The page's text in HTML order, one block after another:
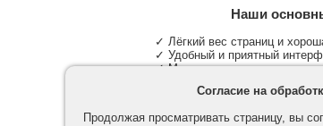
Наши
✓ Лёгкий вес страниц и
✓ Удобный и приятный
✓ Мы не размещаем
✓ Участие в группах и
✓ Поддержка основных
Согласие на
Продолжая просматривать страницу, вы